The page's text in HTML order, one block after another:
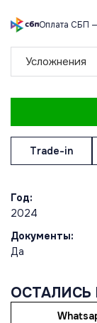
Оплата СБП
Усложнения
Trade-in
Год:
2024
Документы:
Да
ОСТАЛИСЬ